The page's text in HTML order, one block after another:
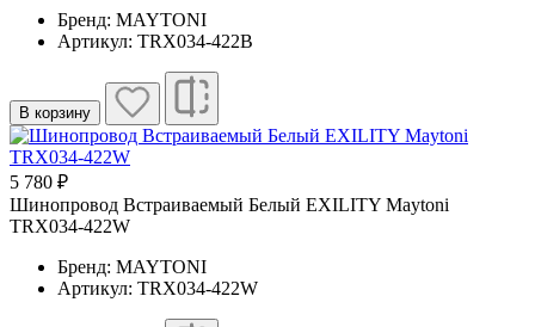
Бренд: MAYTONI
Артикул: TRX034-422B
В корзину
5 780 ₽
Шинопровод Встраиваемый Белый EXILITY Maytoni
TRX034-422W
Бренд: MAYTONI
Артикул: TRX034-422W